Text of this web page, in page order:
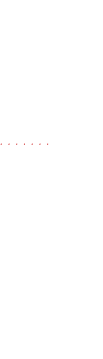
・・・・・・